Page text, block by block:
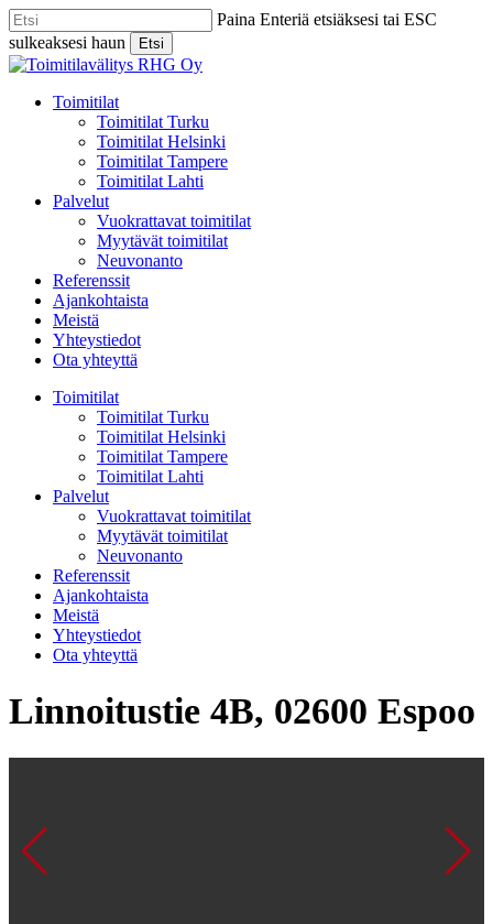
Skip
to
main
content
Paina Enteriä etsiäksesi tai ESC
sulkeaksesi haun
Etsi
Close
Menu
Toimitilat
Toimitilat Turku
Toimitilat Helsinki
Toimitilat Tampere
Toimitilat Lahti
Palvelut
Vuokrattavat toimitilat
Myytävät toimitilat
Neuvonanto
Referenssit
Ajankohtaista
Meistä
Yhteystiedot
Ota yhteyttä
Toimitilat
Toimitilat Turku
Toimitilat Helsinki
Toimitilat Tampere
Toimitilat Lahti
Palvelut
Vuokrattavat toimitilat
Myytävät toimitilat
Neuvonanto
Referenssit
Ajankohtaista
Meistä
Yhteystiedot
Ota yhteyttä
Linnoitustie 4B, 02600 Espoo